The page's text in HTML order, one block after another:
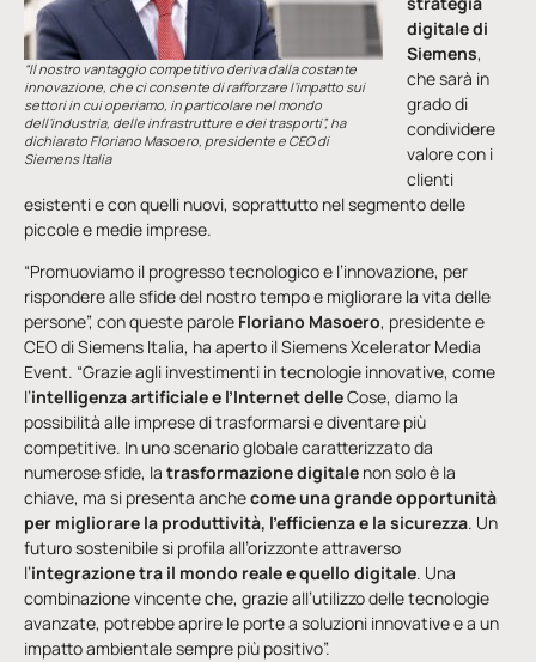
“Il nostro vantaggio competitivo deriva dalla costante
innovazione, che ci consente di rafforzare l’impatto sui
settori in cui operiamo, in particolare nel mondo
dell’industria, delle infrastrutture e dei trasporti”, ha
dichiarato Floriano Masoero, presidente e CEO di
Siemens Italia
digitale di
Siemens,
che sarà in
grado di
condividere
valore con i
clienti
esistenti e con quelli nuovi, soprattutto nel segmento delle
piccole e medie imprese.
“Promuoviamo il progresso tecnologico e l’innovazione, per
rispondere alle sfide del nostro tempo e migliorare la vita delle
persone”, con queste parole Floriano Masoero, presidente e
CEO di Siemens Italia, ha aperto il Siemens Xcelerator Media
Event. “Grazie agli investimenti in tecnologie innovative, come
l’intelligenza artificiale e l’Internet delleCose, diamo la
possibilità alle imprese di trasformarsi e diventare più
competitive. In uno scenario globale caratterizzato da
numerose sfide, la trasformazione digitale non solo è la
chiave, ma si presenta anchecome una grande opportunità
per migliorare la produttività, l’efficienza e la sicurezza. Un
futuro sostenibile si profila all’orizzonte attraverso
l’integrazione tra il mondo reale e quello digitale. Una
combinazione vincente che, grazie all’utilizzo delle tecnologie
avanzate, potrebbe aprire le porte a soluzioni innovative e a un
impatto ambientale sempre più positivo”.